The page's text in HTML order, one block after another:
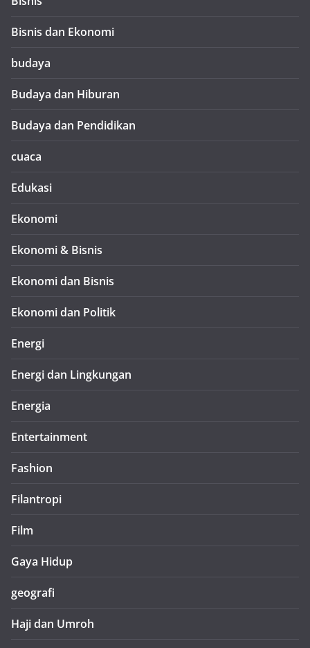
Bisnis dan Ekonomi
budaya
Budaya dan Hiburan
Budaya dan Pendidikan
cuaca
Edukasi
Ekonomi
Ekonomi & Bisnis
Ekonomi dan Bisnis
Ekonomi dan Politik
Energi
Energi dan Lingkungan
Energia
Entertainment
Fashion
Filantropi
Film
Gaya Hidup
geografi
Haji dan Umroh